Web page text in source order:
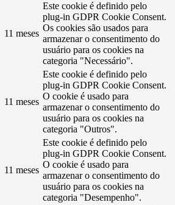
11 meses
Este cookie é definido pelo
plug-in GDPR Cookie Consent.
Os cookies são usados ​​para
armazenar o consentimento do
usuário para os cookies na
categoria "Necessário".
11 meses
Este cookie é definido pelo
plug-in GDPR Cookie Consent.
O cookie é usado para
armazenar o consentimento do
usuário para os cookies na
categoria "Outros".
11 meses
Este cookie é definido pelo
plug-in GDPR Cookie Consent.
O cookie é usado para
armazenar o consentimento do
usuário para os cookies na
categoria "Desempenho".